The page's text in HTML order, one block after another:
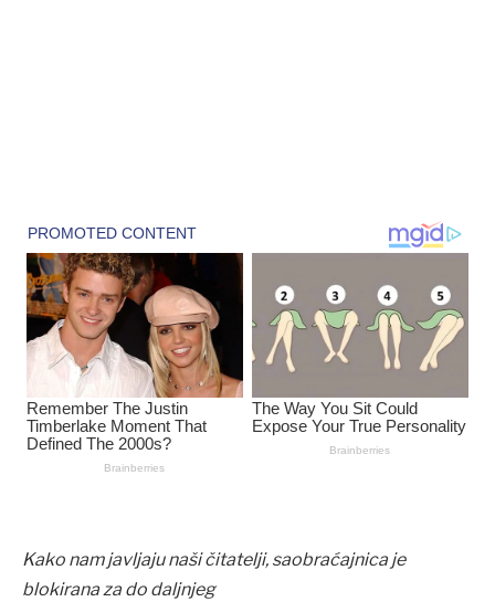
Kako nam javljaju naši čitatelji, saobraćajnica je
blokirana za do daljnjeg